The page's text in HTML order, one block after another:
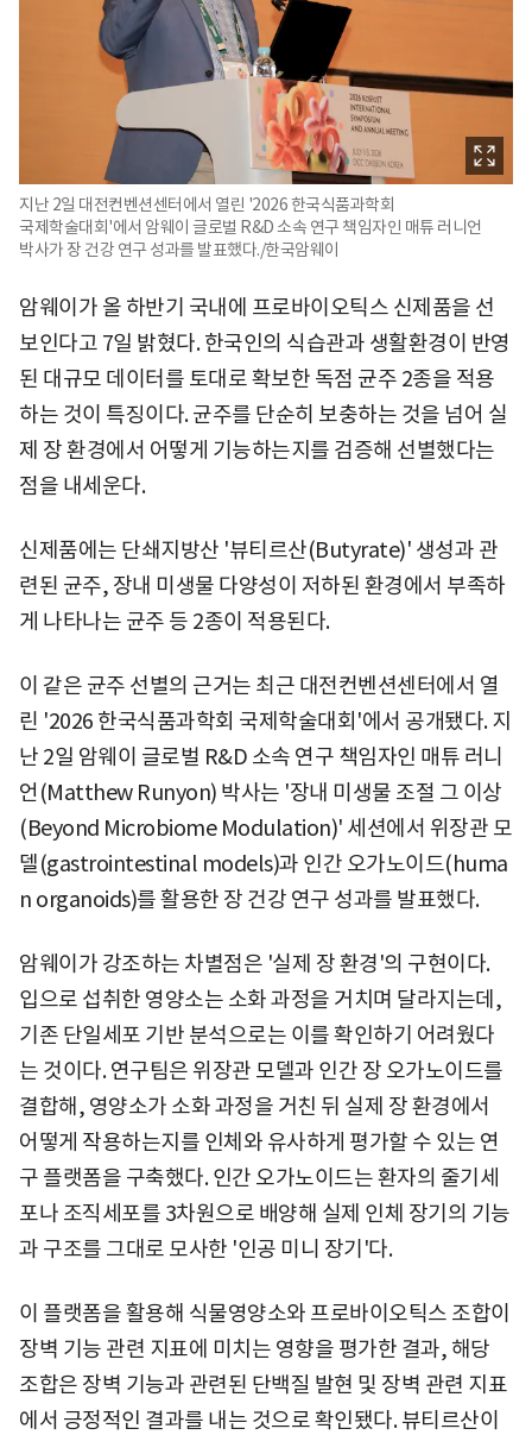
지난 2일 대전컨벤션센터에서 열린 '2026 한국식품과학회
국제학술대회'에서 암웨이 글로벌 R&D 소속 연구 책임자인 매튜 러니언
박사가 장 건강 연구 성과를 발표했다./한국암웨이
암웨이가 올 하반기 국내에 프로바이오틱스 신제품을 선
보인다고 7일 밝혔다. 한국인의 식습관과 생활환경이 반영
된 대규모 데이터를 토대로 확보한 독점 균주 2종을 적용
하는 것이 특징이다. 균주를 단순히 보충하는 것을 넘어 실
제 장 환경에서 어떻게 기능하는지를 검증해 선별했다는
점을 내세운다.
신제품에는 단쇄지방산 '뷰티르산(Butyrate)' 생성과 관
련된 균주, 장내 미생물 다양성이 저하된 환경에서 부족하
게 나타나는 균주 등 2종이 적용된다.
이 같은 균주 선별의 근거는 최근 대전컨벤션센터에서 열
린 '2026 한국식품과학회 국제학술대회'에서 공개됐다. 지
난 2일 암웨이 글로벌 R&D 소속 연구 책임자인 매튜 러니
언(Matthew Runyon) 박사는 '장내 미생물 조절 그 이상
(Beyond Microbiome Modulation)' 세션에서 위장관 모
델(gastrointestinal models)과 인간 오가노이드(huma
n organoids)를 활용한 장 건강 연구 성과를 발표했다.
암웨이가 강조하는 차별점은 '실제 장 환경'의 구현이다.
입으로 섭취한 영양소는 소화 과정을 거치며 달라지는데,
기존 단일세포 기반 분석으로는 이를 확인하기 어려웠다
는 것이다. 연구팀은 위장관 모델과 인간 장 오가노이드를
결합해, 영양소가 소화 과정을 거친 뒤 실제 장 환경에서
어떻게 작용하는지를 인체와 유사하게 평가할 수 있는 연
구 플랫폼을 구축했다. 인간 오가노이드는 환자의 줄기세
포나 조직세포를 3차원으로 배양해 실제 인체 장기의 기능
과 구조를 그대로 모사한 '인공 미니 장기'다.
이 플랫폼을 활용해 식물영양소와 프로바이오틱스 조합이
장벽 기능 관련 지표에 미치는 영향을 평가한 결과, 해당
조합은 장벽 기능과 관련된 단백질 발현 및 장벽 관련 지표
에서 긍정적인 결과를 내는 것으로 확인됐다. 뷰티르산이